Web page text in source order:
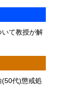
て教授が解
代)懲戒処